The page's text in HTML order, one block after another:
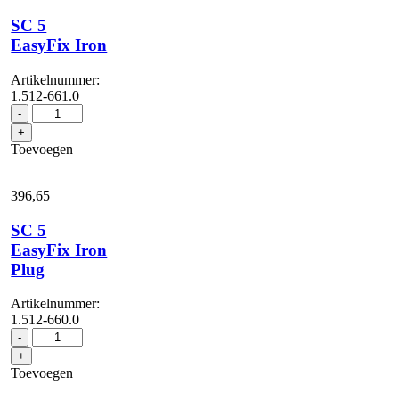
SC 5
EasyFix Iron
Artikelnummer:
1.512-661.0
-
5
EasyFix
Iron
+
Toevoegen
396,65
SC 5
EasyFix Iron
Plug
Artikelnummer:
1.512-660.0
-
5
EasyFix
Iron
+
Toevoegen